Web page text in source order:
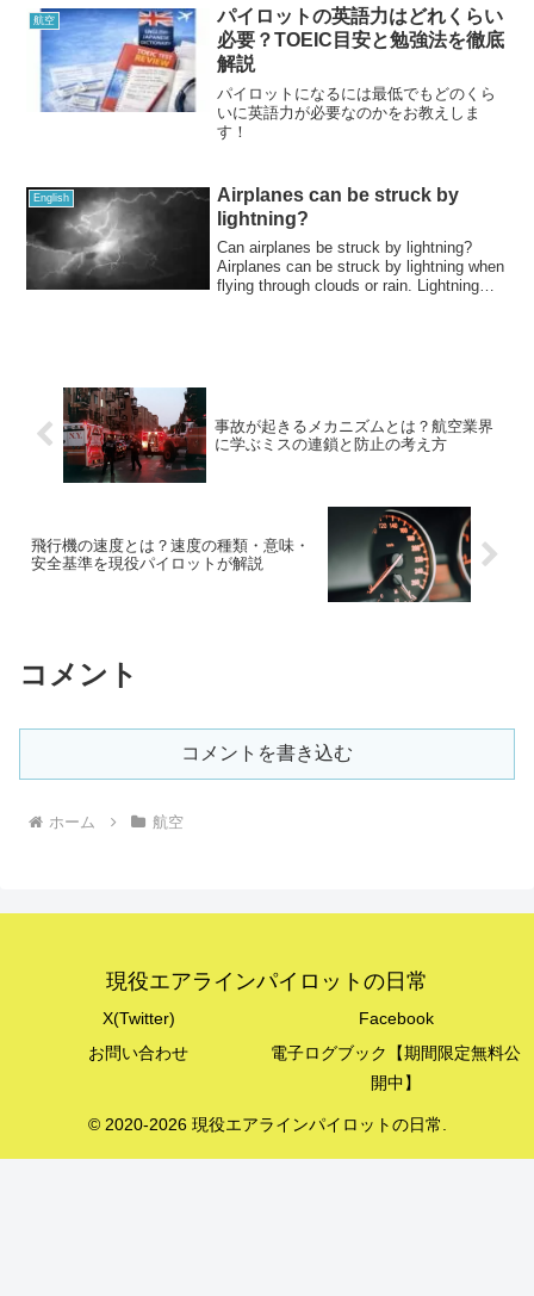
今回は航空法に基づいて説明していこう
と思いますので是非豆知識として読んで
みてくださいね。
航空
パイロットの英語力はどれくらい
必要？TOEIC目安と勉強法を徹底
解説
パイロットになるには最低でもどのくら
いに英語力が必要なのかをお教えしま
す！
English
Airplanes can be struck by
lightning?
Can airplanes be struck by lightning?
Airplanes can be struck by lightning when
flying through clouds or rain. Lightning
事故が起きるメカニズムとは？航空業界
に学ぶミスの連鎖と防止の考え方
飛行機の速度とは？速度の種類・意味・
安全基準を現役パイロットが解説
コメント
コメントを書き込む
ホーム 航空
現役エアラインパイロットの日常
X(Twitter)
Facebook
お問い合わせ
電子ログブック【期間限定無料公
開中】
© 2020-2026 現役エアラインパイロットの日常.